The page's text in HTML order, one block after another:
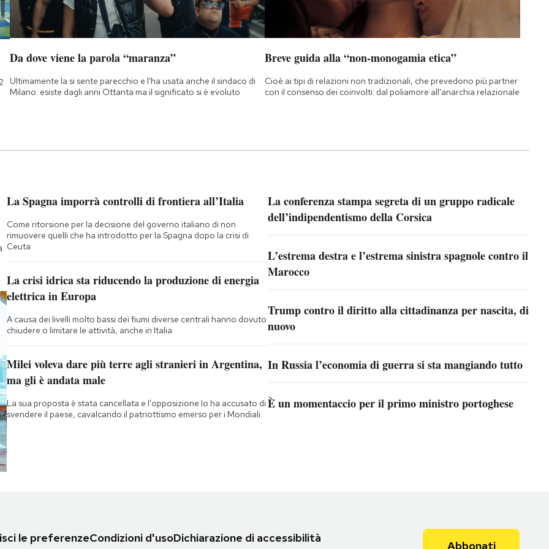
Da dove viene la parola “maranza”
Ultimamente la si sente parecchio e l'ha usata anche il sindaco di
Milano: esiste dagli anni Ottanta ma il significato si è evoluto
Breve guida alla “non-monogamia etica”
Cioè ai tipi di relazioni non tradizionali, che prevedono più partner
con il consenso dei coinvolti: dal poliamore all'anarchia relazionale
La Spagna imporrà controlli di frontiera all’Italia
Come ritorsione per la decisione del governo italiano di non
rimuovere quelli che ha introdotto per la Spagna dopo la crisi di
Ceuta
La crisi idrica sta riducendo la produzione di energia
elettrica in Europa
A causa dei livelli molto bassi dei fiumi diverse centrali hanno dovuto
chiudere o limitare le attività, anche in Italia
Milei voleva dare più terre agli stranieri in Argentina,
ma gli è andata male
La sua proposta è stata cancellata e l’opposizione lo ha accusato di
svendere il paese, cavalcando il patriottismo emerso per i Mondiali
La conferenza stampa segreta di un gruppo radicale
dell’indipendentismo della Corsica
L’estrema destra e l’estrema sinistra spagnole contro il
Marocco
Trump contro il diritto alla cittadinanza per nascita, di
nuovo
In Russia l’economia di guerra si sta mangiando tutto
È un momentaccio per il primo ministro portoghese
le preferenzeCondizioni d'usoDichiarazione di accessibilità
Abbonati